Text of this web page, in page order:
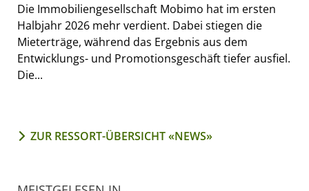
Die Immobiliengesellschaft Mobimo hat im ersten
Halbjahr 2026 mehr verdient. Dabei stiegen die
Mieterträge, während das Ergebnis aus dem
Entwicklungs- und Promotionsgeschäft tiefer ausfiel.
Die...
ZUR RESSORT-ÜBERSICHT «NEWS»